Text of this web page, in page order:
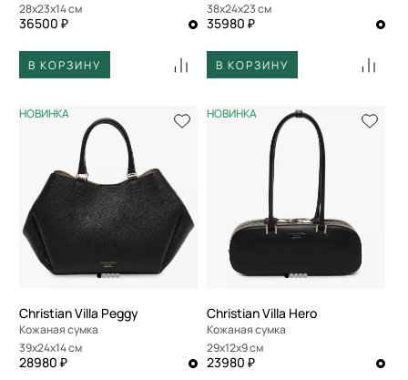
28x23x14 см
36500 ₽
В КОРЗИНУ
38x24x23 см
35980 ₽
В КОРЗИНУ
НОВИНКА
Christian Villa Peggy
Кожаная сумка
39x24x14 см
28980 ₽
НОВИНКА
Christian Villa Hero
Кожаная сумка
29x12x9 см
23980 ₽